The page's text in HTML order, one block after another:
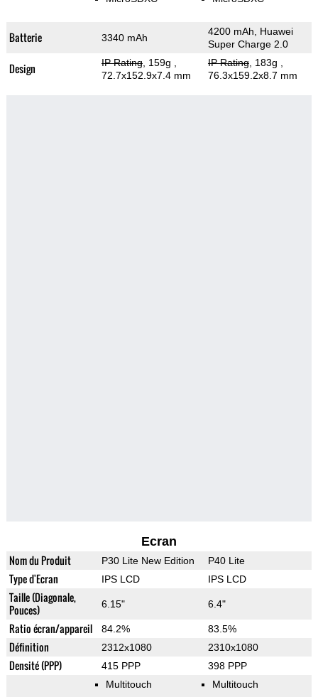
Batterie 3340 mAh
4200 mAh, Huawei
Super Charge 2.0
Design IP Rating, 159g
72.7x152.9x7.4 mm
IP Rating, 183g
76.3x159.2x8.7 mm
Ecran
Nom du Produit P30 Lite New Edition P40 Lite
Type d'Ecran IPS LCD IPS LCD
Taille (Diagonale,
Pouces)
6.15" 6.4"
Ratio écran/appareil 84.2% 83.5%
Définition 2312x1080 2310x1080
Densité (PPP) 415 PPP 398 PPP
Multitouch Multitouch